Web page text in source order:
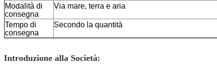
Modalità di
consegna
Via mare, terra e aria
Tempo di
consegna
Secondo la quantità
Introduzione alla Società: